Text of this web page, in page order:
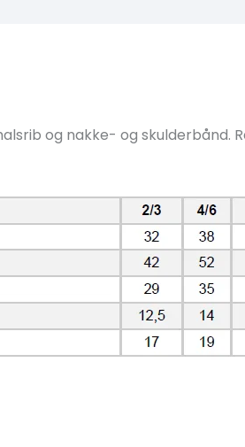
og nakke- og skulderbånd.